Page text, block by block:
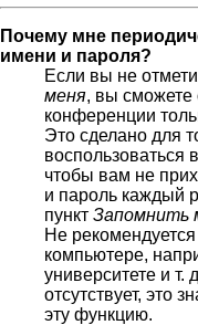
Почему мне
имени и пароля?
Если вы не
меня, вы сможете
конференции
Это сделано для
воспользоваться
чтобы вам не
и пароль каждый
пункт Запомнить
Не
компьютере,
университете и т.
отсутствует, это
эту функцию.